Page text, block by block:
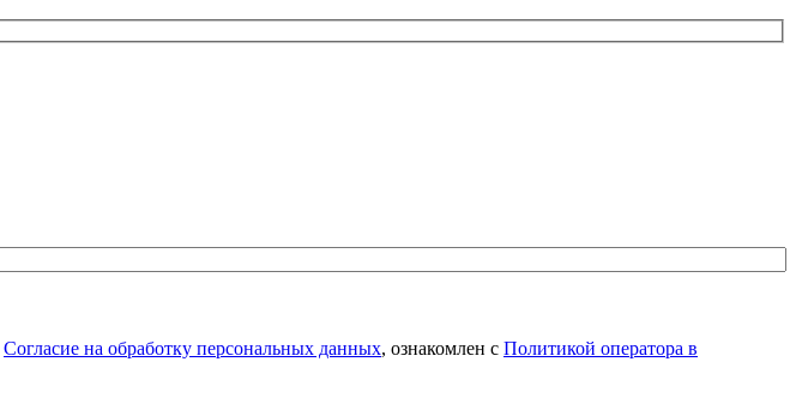
Согласие на обработку персональных данных, ознакомлен с Политикой оператора в